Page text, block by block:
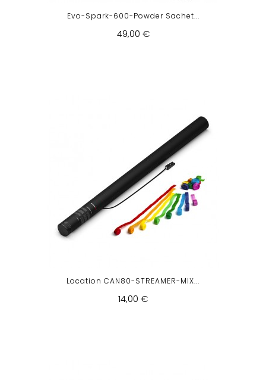
Evo-Spark-600-Powder Sachet...
49,00 €
Location CAN80-STREAMER-MIX...
14,00 €